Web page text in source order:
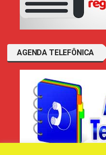
AGENDA TELEFÔNICA